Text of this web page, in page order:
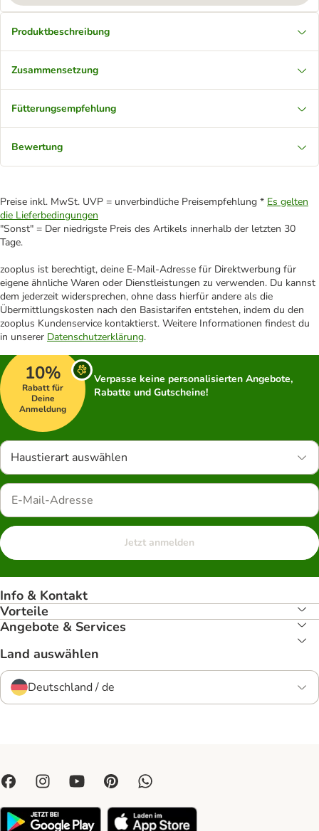
Produktbeschreibung
Zusammensetzung
Fütterungsempfehlung
Bewertung
Preise inkl. MwSt. UVP = unverbindliche Preisempfehlung * Es gelten
die Lieferbedingungen
"Sonst" = Der niedrigste Preis des Artikels innerhalb der letzten 30
Tage.
zooplus ist berechtigt, deine E-Mail-Adresse für Direktwerbung für
eigene ähnliche Waren oder Dienstleistungen zu verwenden. Du kannst
dem jederzeit widersprechen, ohne dass hierfür andere als die
Übermittlungskosten nach den Basistarifen entstehen, indem du den
zooplus Kundenservice kontaktierst. Weitere Informationen findest du
in unserer Datenschutzerklärung.
10%
Rabatt für
Deine
Anmeldung
Verpasse keine personalisierten Angebote,
Rabatte und Gutscheine!
Haustierart auswählen
Jetzt anmelden
Info & Kontakt
Vorteile
Angebote & Services
Land auswählen
Deutschland / de